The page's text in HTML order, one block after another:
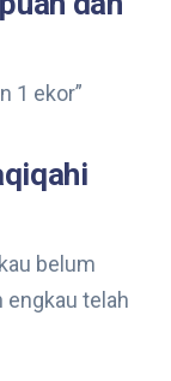
1 ekor”
belum
engkau telah